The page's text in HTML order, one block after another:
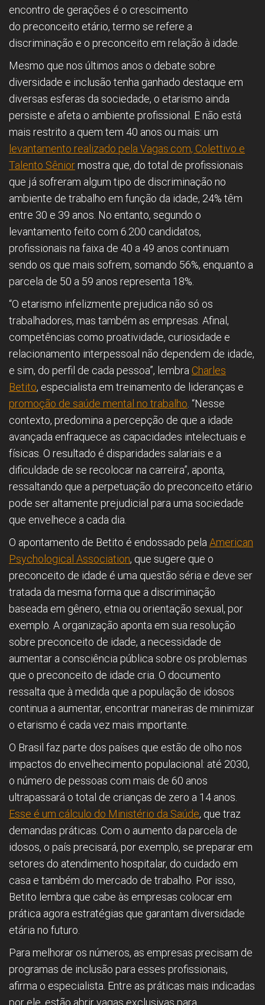
encontro de gerações é o crescimento
do preconceito etário, termo se refere a
discriminação e o preconceito em relação à idade.
Mesmo que nos últimos anos o debate sobre
diversidade e inclusão tenha ganhado destaque em
diversas esferas da sociedade, o etarismo ainda
persiste e afeta o ambiente profissional. E não está
mais restrito a quem tem 40 anos ou mais: um
levantamento realizado pela Vagas.com, Colettivo e
Talento Sêniormostra que, do total de profissionais
que já sofreram algum tipo de discriminação no
ambiente de trabalho em função da idade, 24% têm
entre 30 e 39 anos. No entanto, segundo o
levantamento feito com 6.200 candidatos,
profissionais na faixa de 40 a 49 anos continuam
sendo os que mais sofrem, somando 56%, enquanto a
parcela de 50 a 59 anos representa 18%.
“O etarismo infelizmente prejudica não só os
trabalhadores, mas também as empresas. Afinal,
competências como proatividade, curiosidade e
relacionamento interpessoal não dependem de idade,
e sim, do perfil de cada pessoa”, lembra Charles
Betito, especialista em treinamento de lideranças e
promoção de saúde mental no trabalho . “Nesse
contexto, predomina a percepção de que a idade
avançada enfraquece as capacidades intelectuais e
físicas. O resultado é disparidades salariais e a
dificuldade de se recolocar na carreira”, aponta,
ressaltando que a perpetuação do preconceito etário
pode ser altamente prejudicial para uma sociedade
que envelhece a cada dia.
O apontamento de Betito é endossado pela American
Psychological Association, que sugere que o
preconceito de idade é uma questão séria e deve ser
tratada da mesma forma que a discriminação
baseada em gênero, etnia ou orientação sexual, por
exemplo. A organização aponta em sua resolução
sobre preconceito de idade, a necessidade de
aumentar a consciência pública sobre os problemas
que o preconceito de idade cria. O documento
ressalta que à medida que a população de idosos
continua a aumentar, encontrar maneiras de minimizar
o etarismo é cada vez mais importante.
O Brasil faz parte dos países que estão de olho nos
impactos do envelhecimento populacional: até 2030,
o número de pessoas com mais de 60 anos
ultrapassará o total de crianças de zero a 14 anos.
Esse é um cálculo do Ministério da Saúde, que traz
demandas práticas. Com o aumento da parcela de
idosos, o país precisará, por exemplo, se preparar em
setores do atendimento hospitalar, do cuidado em
casa e também do mercado de trabalho. Por isso,
Betito lembra que cabe às empresas colocar em
prática agora estratégias que garantam diversidade
etária no futuro.
Para melhorar os números, as empresas precisam de
programas de inclusão para esses profissionais,
afirma o especialista. Entre as práticas mais indicadas
por ele, estão abrir vagas exclusivas para